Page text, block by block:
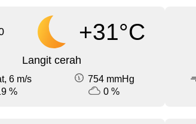
+31°C
Langit cerah
6 m/s
754 mmHg
%
0 %